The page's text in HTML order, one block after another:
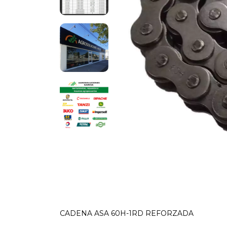
CADENA ASA 60H-1RD REFORZADA